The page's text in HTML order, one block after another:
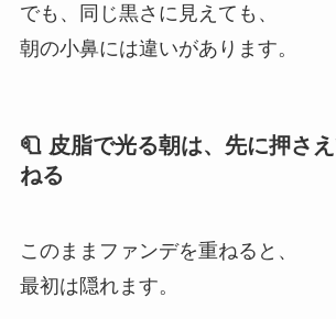
でも、同じ黒さに見えても、
朝の小鼻には違いがあります。
🧻 皮脂で光る朝は、先に押さ
ねる
このままファンデを重ねると、
最初は隠れます。